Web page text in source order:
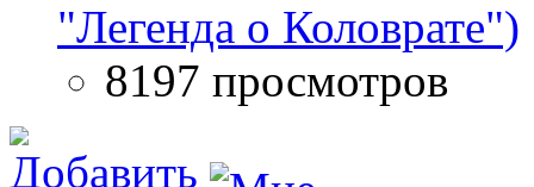
"Легенда о Коловрате")
8197 просмотров